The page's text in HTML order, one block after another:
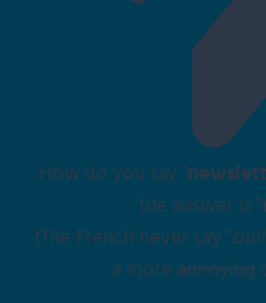
How do you say "
the answer is "
(The French never say "
a moreannoying